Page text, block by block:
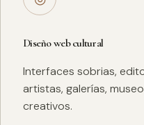
Diseño web cultural
Interfaces sobrias,
artistas, galerías,
creativos.